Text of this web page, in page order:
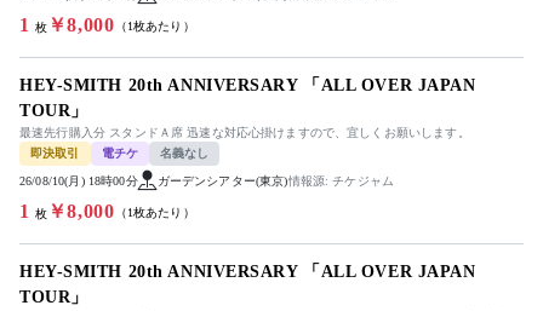
1 枚￥8,000 （1枚あたり）
HEY-SMITH 20th ANNIVERSARY 「ALL OVER JAPAN
TOUR」
最速先行購入分 スタンドＡ席 迅速な対応心掛けますので、宜しくお願いします。
即決取引
電チケ 名義なし
26/08/10(月) 18時00分 ガーデンシアター(東京)情報源: チケジャム
1 枚￥8,000 （1枚あたり）
HEY-SMITH 20th ANNIVERSARY 「ALL OVER JAPAN
TOUR」